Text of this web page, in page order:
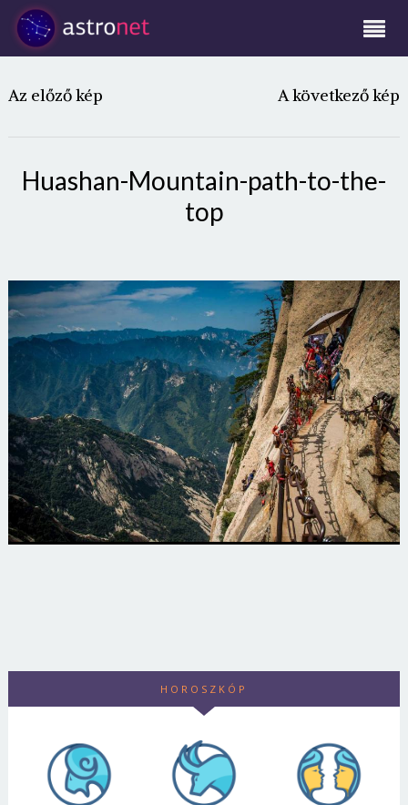
Az előző kép A következő kép
Huashan-Mountain-path-to-the-
top
HOROSZKÓP